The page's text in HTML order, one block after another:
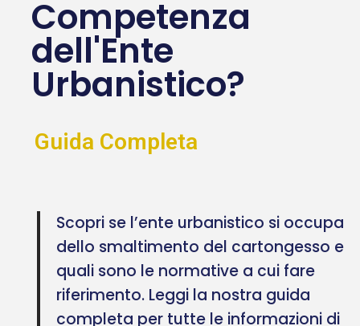
Competenza
dell'Ente
Urbanistico?
Guida Completa
Scopri se l’ente urbanistico si occupa
dello smaltimento del cartongesso e
quali sono le normative a cui fare
riferimento. Leggi la nostra guida
completa per tutte le informazioni di